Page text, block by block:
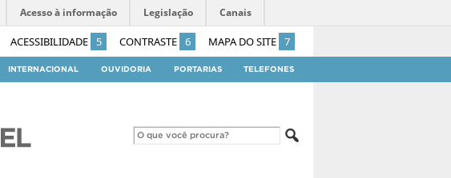
ACESSIBILIDADE 5 CONTRASTE 6 MAPA DO SITE 7
Acesso à informação Legislação Canais
INTERNACIONAL OUVIDORIA PORTARIAS TELEFONES